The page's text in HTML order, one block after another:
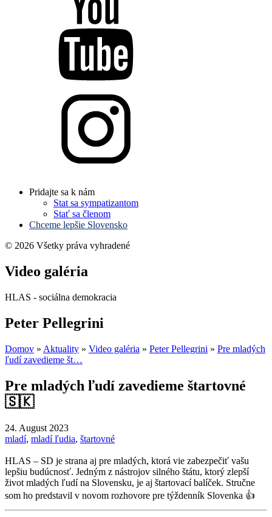
Pridajte sa k nám
Stat sa sympatizantom
Stať sa členom
Chceme lepšie Slovensko
© 2026 Všetky práva vyhradené
Video galéria
HLAS - sociálna demokracia
Peter Pellegrini
Domov » Aktuality » Video galéria » Peter Pellegrini » Pre mladých
ľudí zavedieme št…
Pre mladých ľudí zavedieme štartovné
🇸🇰
24. August 2023
mladí, mladí ľudia, štartovné
HLAS – SD je strana aj pre mladých, ktorá vie zabezpečiť vašu
lepšiu budúcnosť. Jedným z nástrojov silného štátu, ktorý zlepší
život mladých ľudí na Slovensku, je aj štartovací balíček. Stručne
som ho predstavil v novom rozhovore pre týždenník Slovenka 👍